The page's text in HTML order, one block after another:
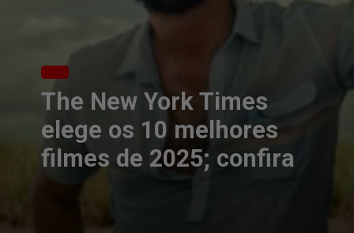
The New York Times
elege os 10 melhores
filmes de 2025; confira